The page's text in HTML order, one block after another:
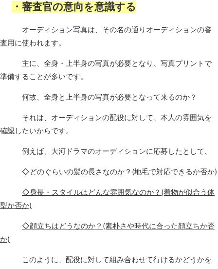
・審査官の意向を意識する
オーディション写真は、その名の通りオーディションの審
査用に使われます。
主に、全身・上半身の写真が必要となり、写真プリントで
準備することが多いです。
何故、全身と上半身の写真が必要となって来るのか？
それは、オーディションの配役に対して、本人の雰囲気を
確認したいからです。
例えば、大河ドラマのオーディションに応募したとして、
◇どのぐらいの髪の長さなのか？(地毛で対応できるか否か)
◇身長・スタイルはどんな雰囲気なのか？(着物が似合う体
型か否か)
◇顔立ちはどうなのか？(素朴さや時代に合った顔立ちか否
か)
このように、配役に対して組み合わせて行けるかどうかを